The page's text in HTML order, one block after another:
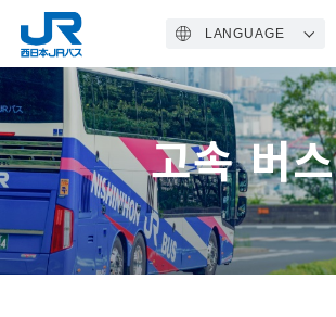
LANGUAGE
Home
고속 버스
고속 버스